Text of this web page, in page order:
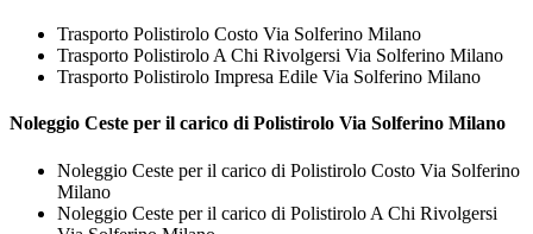
Trasporto Polistirolo Costo Via Solferino Milano
Trasporto Polistirolo A Chi Rivolgersi Via Solferino Milano
Trasporto Polistirolo Impresa Edile Via Solferino Milano
Noleggio Ceste per il carico diPolistirolo Via Solferino Milano
Noleggio Ceste per il carico di Polistirolo Costo Via Solferino
Milano
Noleggio Ceste per il carico di Polistirolo A Chi Rivolgersi